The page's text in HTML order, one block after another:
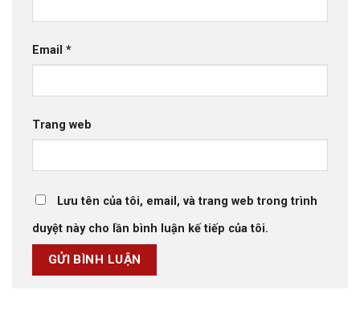
Email *
Trang web
Lưu tên của tôi, email, và trang web trong trình
duyệt này cho lần bình luận kế tiếp của tôi.